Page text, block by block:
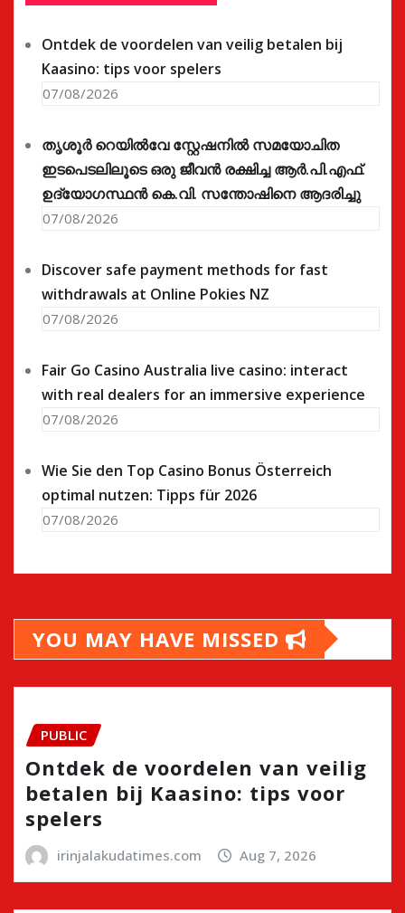
Ontdek de voordelen van veilig betalen bij
Kaasino: tips voor spelers
07/08/2026
തൃശൂർ റെയിൽവേ സ്റ്റേഷനിൽ സമയോചിത
ഇടപെടലിലൂടെ ഒരു ജീവൻ രക്ഷിച്ച ആർ.പി.എഫ്.
ഉദ്യോഗസ്ഥൻ കെ.വി. സന്തോഷിനെ ആദരിച്ചു
07/08/2026
Discover safe payment methods for fast
withdrawals at Online Pokies NZ
07/08/2026
Fair Go Casino Australia live casino: interact
with real dealers for an immersive experience
07/08/2026
Wie Sie den Top Casino Bonus Österreich
optimal nutzen: Tipps für 2026
07/08/2026
YOU MAY HAVE MISSED
PUBLIC
Ontdek de voordelen van veilig
betalen bij Kaasino: tips voor
spelers
irinjalakudatimes.com Aug 7, 2026